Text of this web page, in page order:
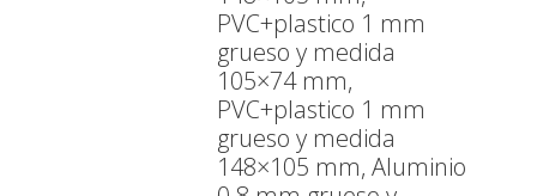
PVC+plastico 1 mm
grueso y medida
105×74 mm,
PVC+plastico 1 mm
grueso y medida
148×105 mm, Aluminio